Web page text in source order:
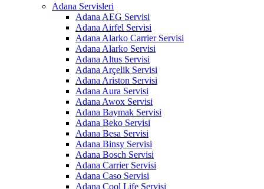
Adana Servisleri
Adana AEG Servisi
Adana Airfel Servisi
Adana Alarko Carrier Servisi
Adana Alarko Servisi
Adana Altus Servisi
Adana Arçelik Servisi
Adana Ariston Servisi
Adana Aura Servisi
Adana Awox Servisi
Adana Baymak Servisi
Adana Beko Servisi
Adana Besa Servisi
Adana Binsy Servisi
Adana Bosch Servisi
Adana Carrier Servisi
Adana Caso Servisi
Adana Cool Life Servisi